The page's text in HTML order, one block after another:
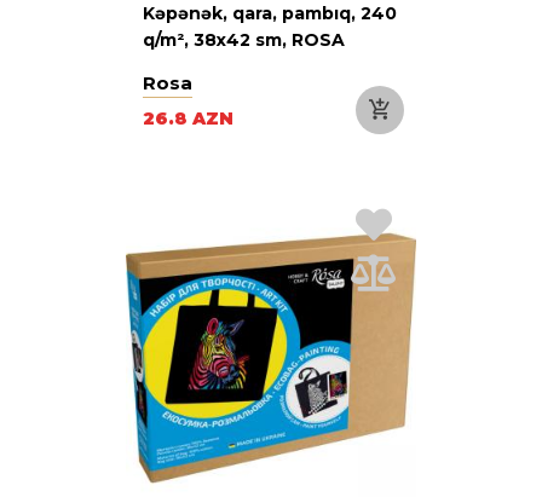
Kəpənək, qara, pambıq, 240
q/m², 38х42 sm, ROSA
Rosa
26.8 AZN